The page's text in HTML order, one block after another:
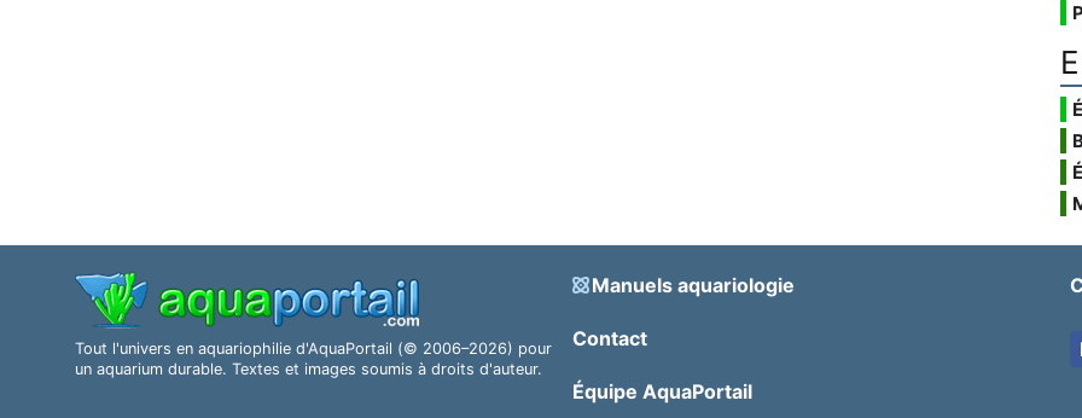
Tout l'univers en aquariophilie d'AquaPortail (© 2006–2026) pour
un aquarium durable. Textes et images soumis à droits d'auteur.
Manuels aquariologie
Contact
Équipe AquaPortail